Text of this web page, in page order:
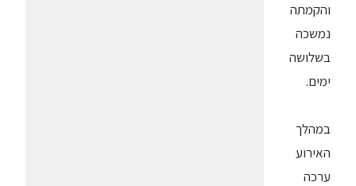
והקמתה
נמשכה
בשלושה
ימים.
במהלך
האירוע
ערכה